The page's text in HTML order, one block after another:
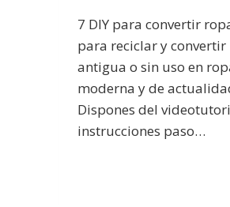
7 DIY para convertir
para reciclar y convertir
antigua o sin uso en
moderna y de
Dispones del
instrucciones paso…